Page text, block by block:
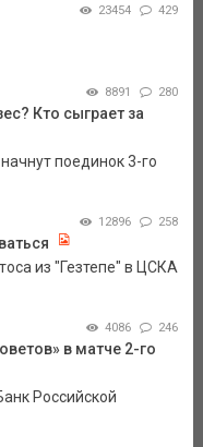
23454 429
8891 280
Кто сыграет за
поединок 3-го
12896 258
из "Гезтепе" в ЦСКА
4086 246
в матче 2-го
Российской